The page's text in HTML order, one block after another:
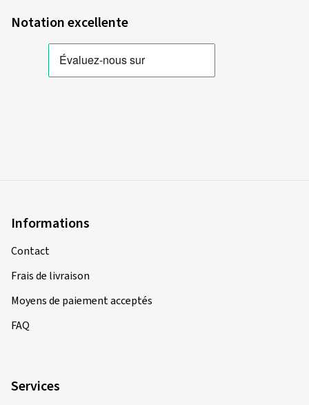
Notation excellente
Informations
Contact
Frais de livraison
Moyens de paiement acceptés
FAQ
Services